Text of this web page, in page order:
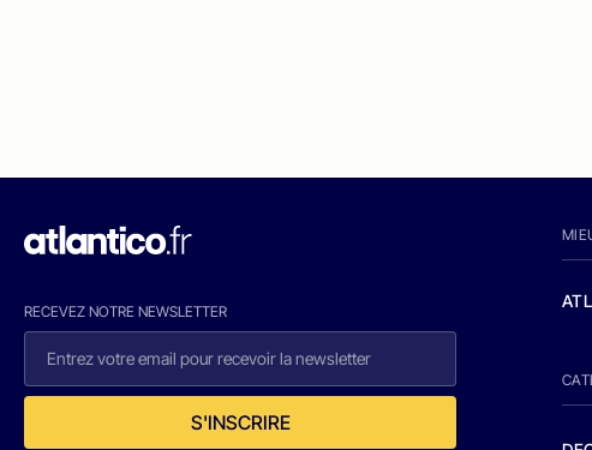
RECEVEZ NOTRE NEWSLETTER
S'INSCRIRE